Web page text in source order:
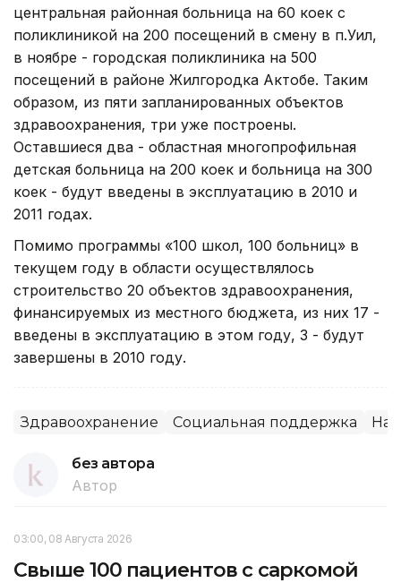
центральная районная больница на 60 коек с
поликлиникой на 200 посещений в смену в п.Уил,
в ноябре - городская поликлиника на 500
посещений в районе Жилгородка Актобе. Таким
образом, из пяти запланированных объектов
здравоохранения, три уже построены.
Оставшиеся два - областная многопрофильная
детская больница на 200 коек и больница на 300
коек - будут введены в эксплуатацию в 2010 и
2011 годах.
Помимо программы «100 школ, 100 больниц» в
текущем году в области осуществлялось
строительство 20 объектов здравоохранения,
финансируемых из местного бюджета, из них 17 -
введены в эксплуатацию в этом году, 3 - будут
завершены в 2010 году.
Здравоохранение Социальная поддержка
без автора
Автор
03:00, 08 Августа 2026
Свыше 100 пациентов с саркомой